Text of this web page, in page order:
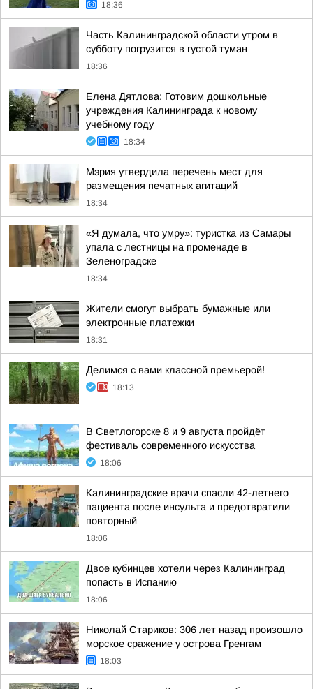
18:36
Часть Калининградской области утром в
субботу погрузится в густой туман
18:36
Елена Дятлова: Готовим дошкольные
учреждения Калининграда к новому
учебному году
18:34
Мэрия утвердила перечень мест для
размещения печатных агитаций
18:34
«Я думала, что умру»: туристка из Самары
упала с лестницы на променаде в
Зеленоградске
18:34
Жители смогут выбрать бумажные или
электронные платежки
18:31
Делимся с вами классной премьерой!
18:13
В Светлогорске 8 и 9 августа пройдёт
фестиваль современного искусства
18:06
Калининградские врачи спасли 42-летнего
пациента после инсульта и предотвратили
повторный
18:06
Двое кубинцев хотели через Калининград
попасть в Испанию
18:06
Николай Стариков: 306 лет назад произошло
морское сражение у острова Гренгам
18:03